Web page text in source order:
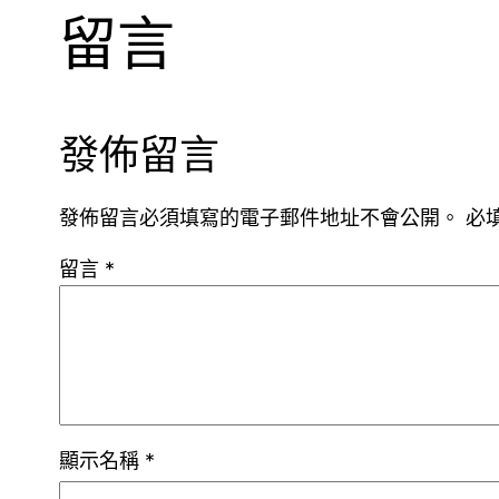
留言
發佈留言
發佈留言必須填寫的電子郵件地址不會公開。 必
留言 *
顯示名稱 *